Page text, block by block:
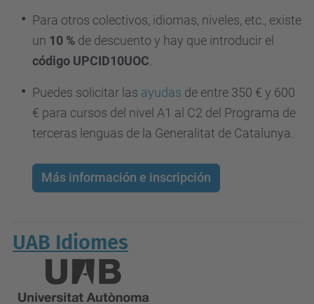
Para otros colectivos, idiomas, niveles, etc., existe
un 10 % de descuento y hay que introducir el
código UPCID10UOC
Puedes solicitar las ayudas de entre 350 € y 600
€ para cursos del nivel A1 al C2 del Programa de
terceras lenguas de la Generalitat de Catalunya.
Más información e inscripción
UAB Idiomes